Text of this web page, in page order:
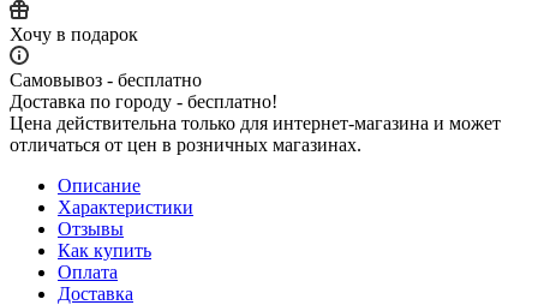
Хочу в подарок
Самовывоз - бесплатно
Доставка по городу - бесплатно!
Цена действительна только для интернет-магазина и может
отличаться от цен в розничных магазинах.
Описание
Характеристики
Отзывы
Как купить
Оплата
Доставка